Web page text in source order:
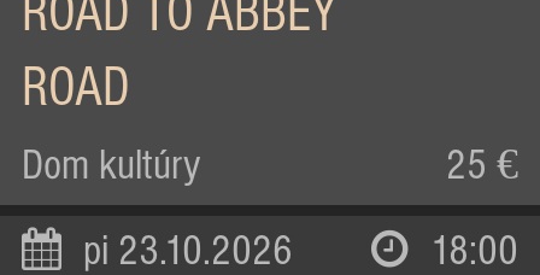
ROAD TO ABBEY
ROAD
Dom kultúry 25 €
pi 23.10.2026 18:00